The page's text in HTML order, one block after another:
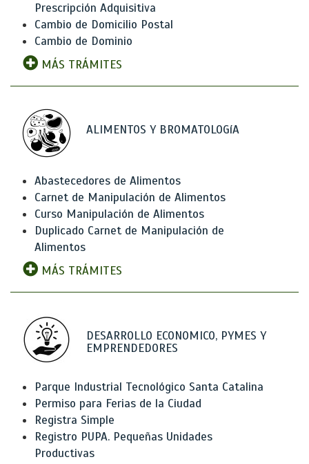
Prescripción Adquisitiva
Cambio de Domicilio Postal
Cambio de Dominio
MÁS TRÁMITES
ALIMENTOS Y BROMATOLOGíA
Abastecedores de Alimentos
Carnet de Manipulación de Alimentos
Curso Manipulación de Alimentos
Duplicado Carnet de Manipulación de
Alimentos
MÁS TRÁMITES
DESARROLLO ECONOMICO, PYMES Y
EMPRENDEDORES
Parque Industrial Tecnológico Santa Catalina
Permiso para Ferias de la Ciudad
Registra Simple
Registro PUPA. Pequeñas Unidades
Productivas